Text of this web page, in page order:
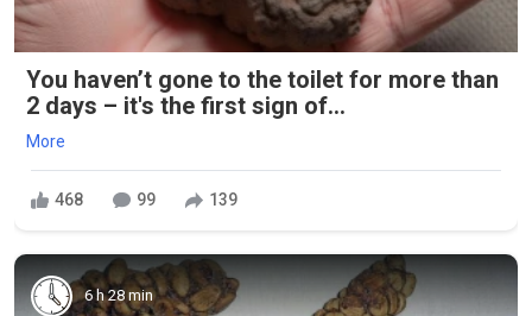
You haven’t gone to the toilet for more than
2 days – it's the first sign of...
More
468 99 139
6 h 28 min